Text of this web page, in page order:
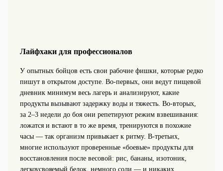
Лайфхаки для профессионалов
У опытных бойцов есть свои рабочие фишки, которые редко
пишут в открытом доступе. Во‑первых, они ведут пищевой
дневник минимум весь лагерь и анализируют, какие
продукты вызывают задержку воды и тяжесть. Во‑вторых,
за 2–3 недели до боя они репетируют режим взвешивания:
ложатся и встают в то же время, тренируются в похожие
часы — так организм привыкает к ритму. В‑третьих,
многие используют проверенные «боевые» продукты для
восстановления после весовой: рис, бананы, изотоник,
легкоусвояемый белок, немного соли — и никаких